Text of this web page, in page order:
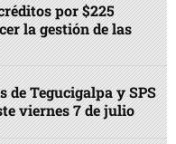
por $225
la gestión de las
de Tegucigalpa y SPS
viernes 7 de julio